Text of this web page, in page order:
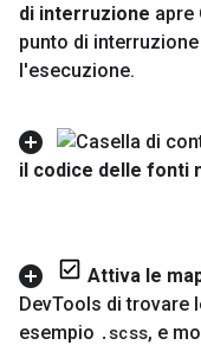
di interruzione apre
punto di
l'esecuzione.
il codice delle fonti
Attiva le
DevTools di trovare
esempio .scss, e